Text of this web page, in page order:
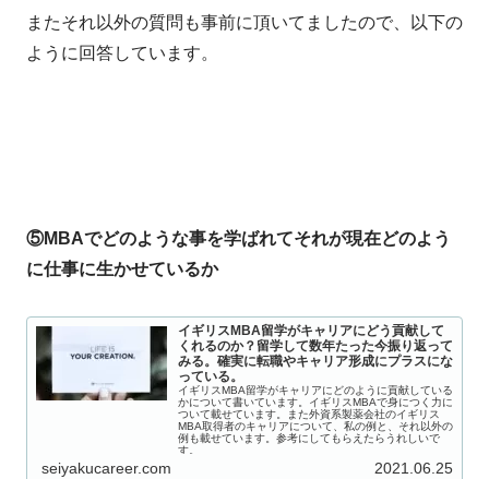
またそれ以外の質問も事前に頂いてましたので、以下の
ように回答しています。
⑤MBAでどのような事を学ばれてそれが現在どのよう
に仕事に生かせているか
イギリスMBA留学がキャリアにどう貢献して
くれるのか？留学して数年たった今振り返って
みる。確実に転職やキャリア形成にプラスにな
っている。
イギリスMBA留学がキャリアにどのように貢献している
かについて書いています。イギリスMBAで身につく力に
ついて載せています。また外資系製薬会社のイギリス
MBA取得者のキャリアについて、私の例と、それ以外の
例も載せています。参考にしてもらえたらうれしいで
す。
seiyakucareer.com 2021.06.25